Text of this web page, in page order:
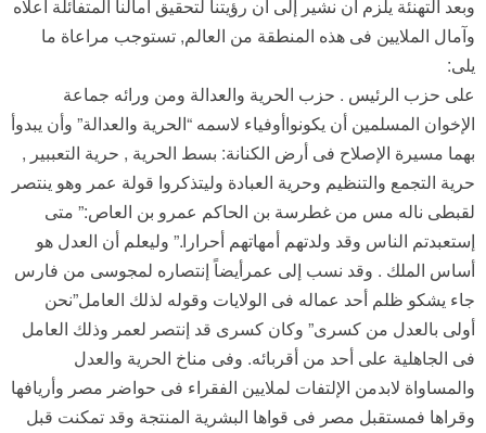
وبعد التهنئة يلزم أن نشير إلى أن رؤيتنا لتحقيق آمالنا المتفائلة أعلاه
وآمال الملايين فى هذه المنطقة من العالم, تستوجب مراعاة ما
يلى:
على حزب الرئيس . حزب الحرية والعدالة ومن ورائه جماعة
الإخوان المسلمين أن يكونواأوفياء لاسمه “الحرية والعدالة” وأن يبدوأ
بهما مسيرة الإصلاح فى أرض الكنانة: بسط الحرية , حرية التعببير ,
حرية التجمع والتنظيم وحرية العبادة وليتذكروا قولة عمر وهو ينتصر
لقبطى ناله مس من غطرسة بن الحاكم عمرو بن العاص:” متى
إستعبدتم الناس وقد ولدتهم أمهاتهم أحرارا.” وليعلم أن العدل هو
أساس الملك . وقد نسب إلى عمرأيضاً إنتصاره لمجوسى من فارس
جاء يشكو ظلم أحد عماله فى الولايات وقوله لذلك العامل”نحن
أولى بالعدل من كسرى” وكان كسرى قد إنتصر لعمر وذلك العامل
فى الجاهلية على أحد من أقربائه. وفى مناخ الحرية والعدل
والمساواة لابدمن الإلتفات لملايين الفقراء فى حواضر مصر وأريافها
وقراها فمستقبل مصر فى قواها البشرية المنتجة وقد تمكنت قبل